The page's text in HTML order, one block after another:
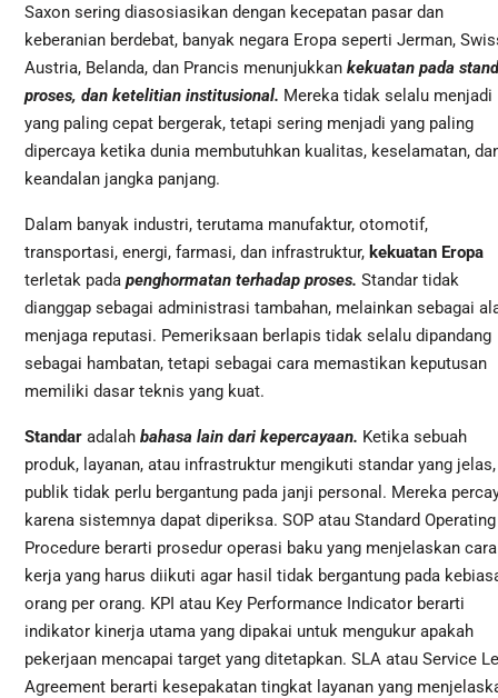
Saxon sering diasosiasikan dengan kecepatan pasar dan
keberanian berdebat, banyak negara Eropa seperti Jerman,
Austria, Belanda, dan Prancis menunjukkan kekuatan pada
proses, dan ketelitian institusional. Mereka tidak selalu menjadi
yang paling cepat bergerak, tetapi sering menjadi yang paling
dipercaya ketika dunia membutuhkan kualitas, keselamatan,
keandalan jangka panjang.
Dalam banyak industri, terutama manufaktur, otomotif,
transportasi, energi, farmasi, dan infrastruktur, kekuatan Eropa
terletak pada penghormatan terhadap proses. Standar tidak
dianggap sebagai administrasi tambahan, melainkan sebagai
menjaga reputasi. Pemeriksaan berlapis tidak selalu dipandang
sebagai hambatan, tetapi sebagai cara memastikan keputusan
memiliki dasar teknis yang kuat.
Standar adalah bahasa lain dari kepercayaan. Ketika sebuah
produk, layanan, atau infrastruktur mengikuti standar yang jelas,
publik tidak perlu bergantung pada janji personal. Mereka
karena sistemnya dapat diperiksa. SOP atau Standard Operating
Procedure berarti prosedur operasi baku yang menjelaskan cara
kerja yang harus diikuti agar hasil tidak bergantung pada
orang per orang. KPI atau Key Performance Indicator berarti
indikator kinerja utama yang dipakai untuk mengukur apakah
pekerjaan mencapai target yang ditetapkan. SLA atau Service
Agreement berarti kesepakatan tingkat layanan yang